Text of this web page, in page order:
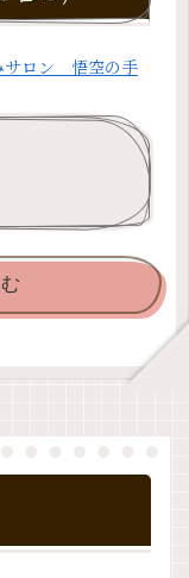
サロン 悟空の手